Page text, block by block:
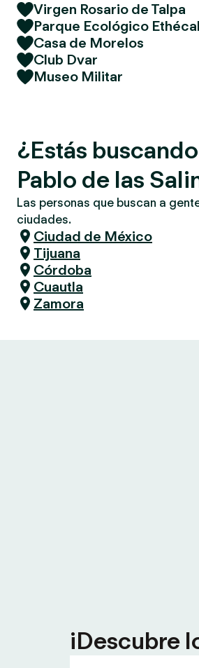
Virgen Rosario de Talpa
Parque Ecológico Ethécal
Casa de Morelos
Club Dvar
Museo Militar
¿Estás
Pablo de las
Las personas que buscan a
ciudades.
Ciudad de México
Tijuana
Córdoba
Cuautla
Zamora
¡Descubre